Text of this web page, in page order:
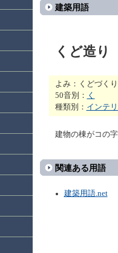
建築用語
くど造り
よみ：くどづくり
50音別： く
種類別： インテ
建物の棟がコの
関連ある用語
建築用語.net